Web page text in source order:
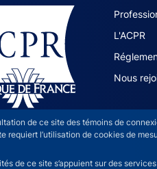
de ce site des témoins de
requiert l’utilisation de cookies de
de ce site s’appuient sur des
L'ACPR
Nous